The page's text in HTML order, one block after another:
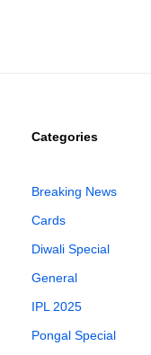
Categories
Breaking News
Cards
Diwali Special
General
IPL 2025
Pongal Special